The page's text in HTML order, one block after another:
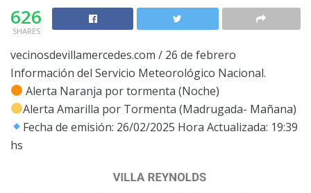
626
SHARES
vecinosdevillamercedes.com / 26 de febrero
Información del Servicio Meteorológico Nacional.
Alerta Naranja por tormenta (Noche)
Alerta Amarilla por Tormenta (Madrugada- Mañana)
Fecha de emisión: 26/02/2025 Hora Actualizada: 19:39
hs